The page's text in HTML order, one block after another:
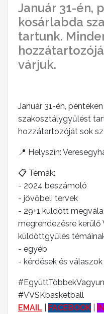
Január 31-én,
kosárlabda
tartunk.
várjuk.
Január 31-én,
szakosztálygyűlést
hozzátartozóját sok
📍 Helyszín:
📋 Témák:
- 2024 beszámoló
- jövőbeli tervek
- 29+1 küldött
megrendezésre
küldöttgyűlés
- egyéb
- kérdések és válaszok
#VVSKbasketball
EMAIL
FACEBOOK